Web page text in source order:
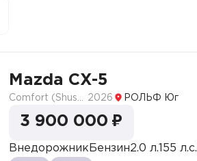
Mazda CX-5
2026 РОЛЬФ Юг
3 900 000 ₽
Внедорожник Бензин2.0 л. 155 л.с.